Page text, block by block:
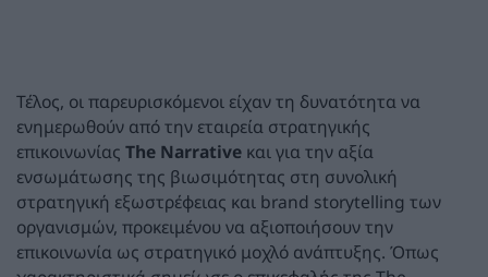
Τέλος, οι παρευρισκόμενοι είχαν τη δυνατότητα να
ενημερωθούν από την εταιρεία στρατηγικής
επικοινωνίας The Narrative και για την αξία
ενσωμάτωσης της βιωσιμότητας στη συνολική
στρατηγική εξωστρέφειας και brand storytelling των
οργανισμών, προκειμένου να αξιοποιήσουν την
επικοινωνία ως στρατηγικό μοχλό ανάπτυξης. Όπως